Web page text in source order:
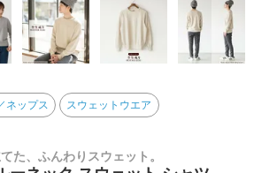
ネップス スウェットウエア
た、ふんわりスウェット。